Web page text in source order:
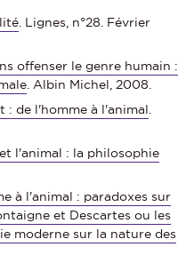
. Lignes, n°28. Février
offenser le genre humain :
. Albin Michel, 2008.
: de l'homme à l'animal.
l'animal : la philosophie
à l'animal : paradoxes sur
et Descartes ou les
moderne sur la nature des